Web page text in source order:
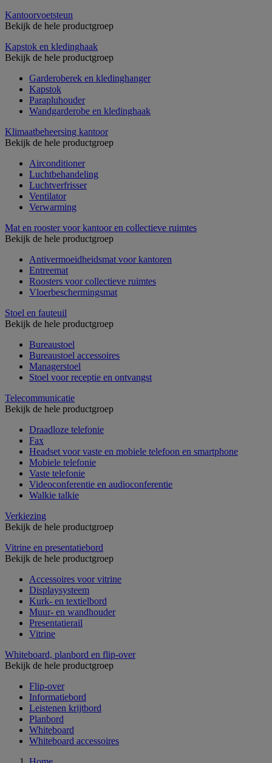
Kantoorvoetsteun
Bekijk de hele productgroep
Kapstok en kledinghaak
Bekijk de hele productgroep
Garderoberek en kledinghanger
Kapstok
Parapluhouder
Wandgarderobe en kledinghaak
Klimaatbeheersing kantoor
Bekijk de hele productgroep
Airconditioner
Luchtbehandeling
Luchtverfrisser
Ventilator
Verwarming
Mat en rooster voor kantoor en collectieve ruimtes
Bekijk de hele productgroep
Antivermoeidheidsmat voor kantoren
Entreemat
Roosters voor collectieve ruimtes
Vloerbeschermingsmat
Stoel en fauteuil
Bekijk de hele productgroep
Bureaustoel
Bureaustoel accessoires
Managerstoel
Stoel voor receptie en ontvangst
Telecommunicatie
Bekijk de hele productgroep
Draadloze telefonie
Fax
Headset voor vaste en mobiele telefoon en smartphone
Mobiele telefonie
Vaste telefonie
Videoconferentie en audioconferentie
Walkie talkie
Verkiezing
Bekijk de hele productgroep
Vitrine en presentatiebord
Bekijk de hele productgroep
Accessoires voor vitrine
Displaysysteem
Kurk- en textielbord
Muur- en wandhouder
Presentatierail
Vitrine
Whiteboard, planbord en flip-over
Bekijk de hele productgroep
Flip-over
Informatiebord
Leistenen krijtbord
Planbord
Whiteboard
Whiteboard accessoires